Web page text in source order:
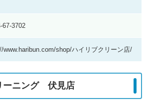
67-3702
www.haribun.com/shop/ハイリブクリーン店/
ーニング 伏見店